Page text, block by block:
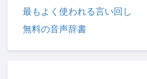
最もよく使われる言い回し
無料の音声辞書